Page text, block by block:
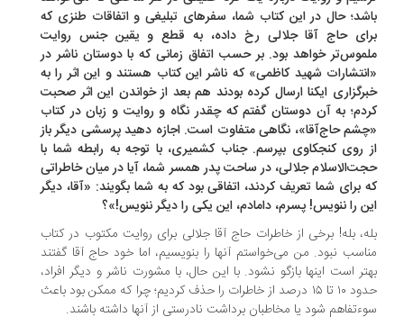
حال در این کتاب شما، سفرهای تبلیغی و اتفاقات طنزی که
حاج آقا جلالی رخ داده، به قطع و یقین جنس روایت
خواهد بود. بر حسب اتفاق زمانی که با دوستان ناشر در
شهید کاظمی» که ناشر این کتاب هستند و این اثر را به
ایکنا ارسال کرده بودند هم بعد از خواندن این اثر صحبت
به آن دوستان گفتم که چقدر نگاه و روایت و زبان در کتاب
حاج‌آقا»، نگاهی متفاوت است. اجازه دهید پرسشی دیگر باز
روی کنجکاوی بپرسم. جناب کشمیری، با توجه به رابطه شما با
جلالی، در ساحت پدر همسر شما، آیا در میان خاطراتی
برای شما تعریف کردند، اتفاقی بود که به شما بگویند: «آقا، دیگر
را ننویس! پسرم، دامادم، این یکی را دیگر ننویس!»؟
بله! برخی از خاطرات حاج آقا جلالی برای روایت مکتوب در کتاب
نبود. من می‌خواستم آنها را بنویسیم، اما خود حاج آقا گفتند
است اینها بازگو نشود. با این حال، با مشورت ناشر و دیگر افراد،
حدود ۱۰ تا ۱۵ درصد از خاطرات را حذف کردیم؛ چرا که ممکن بود باعث
شود یا مخاطبان برداشت نادرستی از آنها داشته باشند.